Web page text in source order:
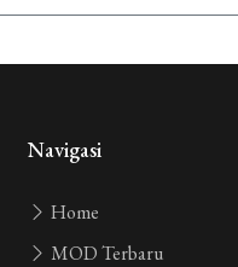
Navigasi
Home
MOD Terbaru